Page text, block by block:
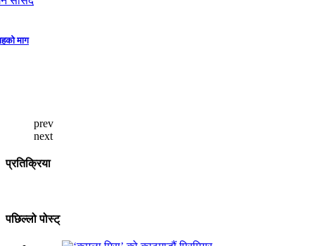
prev
next
प्रतिक्रिया
पछिल्लो पोस्ट्